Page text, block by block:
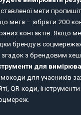
мети
мета – зібрати 200
контактів. Якщо
бренду в
згадок з брендовим
для
для учасників
QR-коди,